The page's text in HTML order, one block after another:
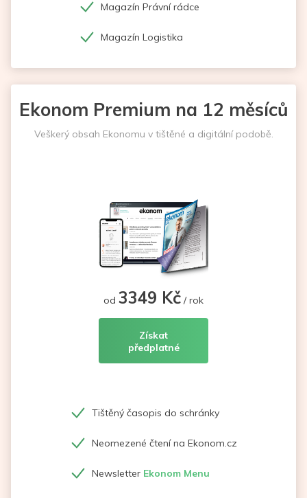
Magazín Právní rádce
Magazín Logistika
Ekonom Premium na 12 měsíců
Veškerý obsah Ekonomu v tištěné a digitální podobě.
od 3349 Kč / rok
Získat
předplatné
Tištěný časopis do schránky
Neomezené čtení na Ekonom.cz
Newsletter Ekonom Menu